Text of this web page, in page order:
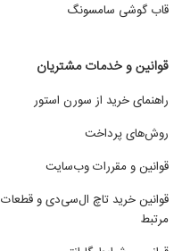
قاب گوشی سامسونگ
قوانین و خدمات مشتریان
راهنمای خرید از سورن استور
روش‌های پرداخت
قوانین و مقررات وب‌سایت
قوانین خرید تاچ ال‌سی‌دی و قطعات
مرتبط